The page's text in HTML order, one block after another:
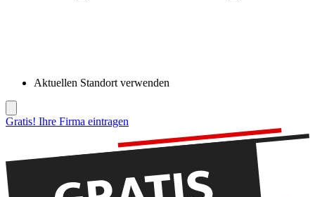
Aktuellen Standort verwenden
Gratis! Ihre Firma eintragen